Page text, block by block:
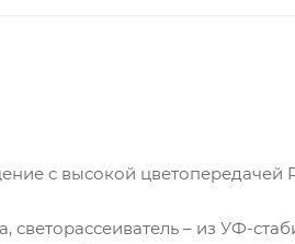
с высокой цветопередачей
– из УФ-